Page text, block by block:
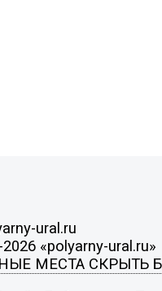
ural.ru
«polyarny-ural.ru»
МЕСТА СКРЫТЬ